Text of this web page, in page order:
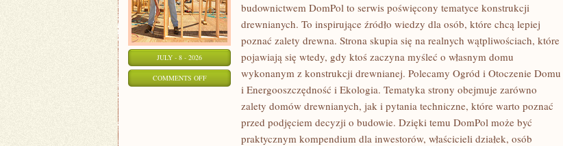
JULY - 8 - 2026
COMMENTS OFFON
FORMALNOŚCI
budownictwem DomPol to serwis poświęcony tematyce konstrukcji
drewnianych. To inspirujące źródło wiedzy dla osób, które chcą lepiej
poznać zalety drewna. Strona skupia się na realnych wątpliwościach, które
pojawiają się wtedy, gdy ktoś zaczyna myśleć o własnym domu
wykonanym z konstrukcji drewnianej. Polecamy Ogród i Otoczenie Domu
i Energooszczędność i Ekologia. Tematyka strony obejmuje zarówno
zalety domów drewnianych, jak i pytania techniczne, które warto poznać
przed podjęciem decyzji o budowie. Dzięki temu DomPol może być
praktycznym kompendium dla inwestorów, właścicieli działek, osób